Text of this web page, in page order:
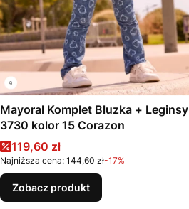
Mayoral Komplet Bluzka + Leginsy
3730 kolor 15 Corazon
Cena promocyjna
119,60 zł
Najniższa cena: 144,60 zł-17%
Zobacz produkt